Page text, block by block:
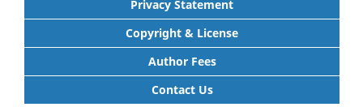
Privacy Statement
Copyright & License
Author Fees
Contact Us